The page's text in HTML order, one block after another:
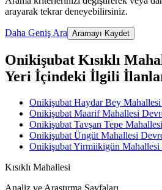
arayarak tekrar deneyebilirsiniz.
Daha Geniş Ara Aramayı Kaydet
Onikişubat Kısıklı
Yeri İçindeki İlgili
Onikişubat Haydar Bey
Onikişubat Maarif Mahallesi
Onikişubat Tavşan Tepe
Onikişubat Üngüt Mahallesi
Onikişubat Yirmiikigün Mahallesi
Kısıklı Mahallesi